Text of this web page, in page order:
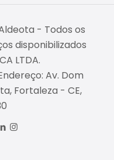
- Todos os
disponibilizados
LTDA.
Av. Dom
Fortaleza - CE,